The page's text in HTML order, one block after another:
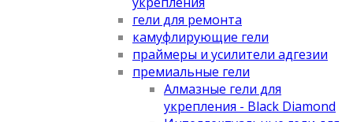
гели для ремонта
камуфлирующие гели
праймеры и усилители адгезии
премиальные гели
Алмазные гели для
укрепления - Black Diamond